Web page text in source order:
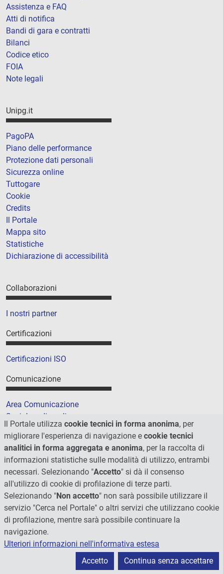
Assistenza e FAQ
Atti di notifica
Bandi di gara e contratti
Bilanci
Codice etico
FOIA
Note legali
Unipg.it
PagoPA
Piano delle performance
Protezione dati personali
Sicurezza online
Tuttogare
Cookie
Credits
Il Portale
Mappa sito
Statistiche
Dichiarazione di accessibilità
Collaborazioni
I nostri partner
Certificazioni
Certificazioni ISO
Comunicazione
Area Comunicazione
Social media policy
Podcast
Merchandising e shop
5xmille
Università degli Studi di Perugia
Piazza Università, 1
06123 Perugia
+39 0755851
Il Portale utilizza cookie tecnici in forma anonima, per
migliorare l'esperienza di navigazione e cookie tecnici
analitici in forma aggregata e anonima, per la raccolta di
informazioni statistiche sulle modalità di utilizzo, entrambi
necessari. Selezionando "Accetto" si dà il consenso
all'utilizzo di cookie di profilazione di terze parti.
Selezionando "Non accetto" non sarà possibile utilizzare il
servizio "Cerca nel Portale" o altri servizi che utilizzano cookie
di profilazione, mentre sarà possibile continuare la
navigazione.
Ulteriori informazioni nell'informativa estesa
Accetto
Continua senza accettare